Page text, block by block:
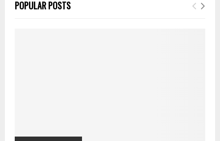
h
E
POPULAR POSTS